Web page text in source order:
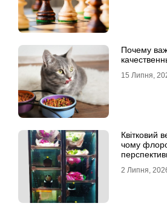
Почему
15 Липня,
Квітковий
чому
2 Липня,